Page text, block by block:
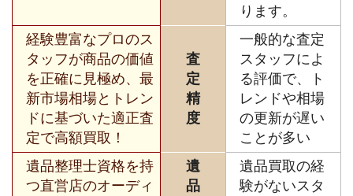
ります。
経験豊富なプロのス
タッフが商品の価値
を正確に見極め、最
新市場相場とトレン
ドに基づいた適正査
定で高額買取！
査
定
精
度
一般的な査定
スタッフによ
る評価で、ト
レンドや相場
の更新が遅い
ことが多い
遺品整理士資格を持
つ直営店のオーディ
遺
品
遺品買取の経
験がないスタ